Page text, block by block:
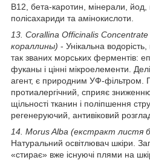
B12, бета-каротин, мінерали, йод,
полісахариди та амінокислоти.
13. Corallina Officinalis
кораллины) - Унікальна
так званих морських ферментів:
фуканы і цінні мікроелементи.
агент, є природним УФ-фільтром.
протиалергічний, сприяє
щільності тканин і поліпшення
регенеруючий, антивіковий
14. Morus Alba (екстракт листя
Натуральний освітлювач шкіри.
«стирає» вже існуючі плями на